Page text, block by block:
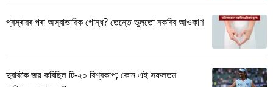
প্ৰস্ৰাৱৰ পৰা অস্বাভাৱিক গোন্ধ? তেন্তে ভুলতো নকৰিব আওকাণ
দুবাৰকৈ জয় কৰিছিল টি-২০ বিশ্বকাপ; কোন এই সফলতম